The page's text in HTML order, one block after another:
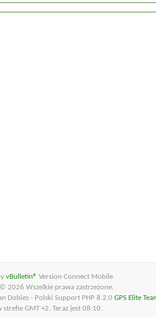
vBulletin® Version Connect Mobile
2026 Wszelkie prawa zastrzeżone.
Dobies - Polski Support PHP 8.2.0 GPS Elite
strefie GMT +2. Teraz jest 08:10.